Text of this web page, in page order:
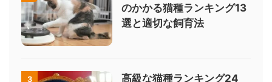
のかかる猫種ランキング13
選と適切な飼育法
3 高級な猫種ランキング24